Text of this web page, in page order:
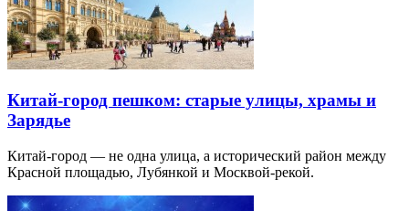
Китай-город пешком: старые улицы, храмы и
Зарядье
Китай-город — не одна улица, а исторический район между
Красной площадью, Лубянкой и Москвой-рекой.